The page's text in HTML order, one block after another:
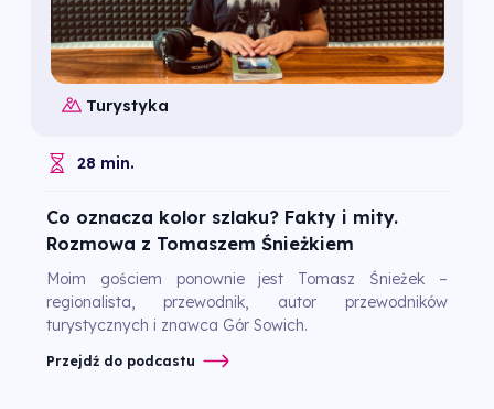
Turystyka
28 min.
Co oznacza kolor szlaku? Fakty i mity.
Rozmowa z Tomaszem Śnieżkiem
Moim gościem ponownie jest Tomasz Śnieżek –
regionalista, przewodnik, autor przewodników
turystycznych i znawca Gór Sowich.
Przejdź do podcastu